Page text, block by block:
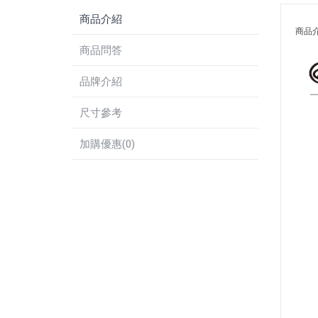
商品介紹
商品問答
品牌介紹
尺寸參考
加購優惠(0)
商品